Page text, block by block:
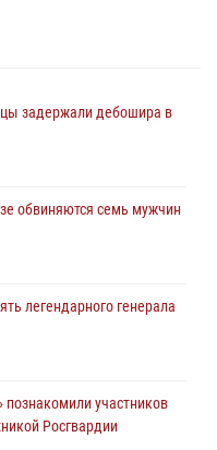
задержали дебошира в
обвиняются семь мужчин
легендарного генерала
участников
Росгвардии